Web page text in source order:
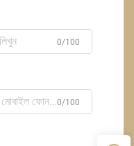
0/100
0/100